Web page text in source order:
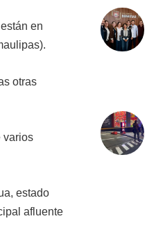
en
otras
varios
estado
afluente